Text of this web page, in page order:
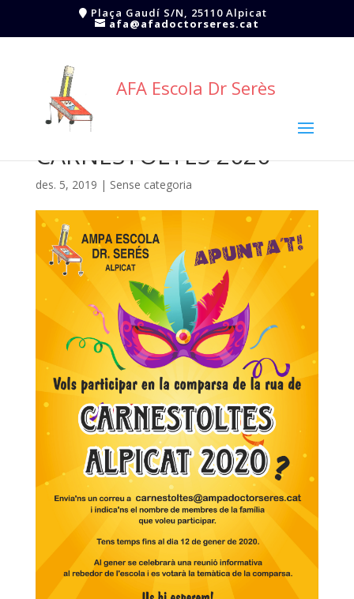
Plaça Gaudí S/N, 25110 Alpicat
afa@afadoctorseres.cat
AFA Escola Dr Serès
CARNESTOLTES 2020
des. 5, 2019 | Sense categoria